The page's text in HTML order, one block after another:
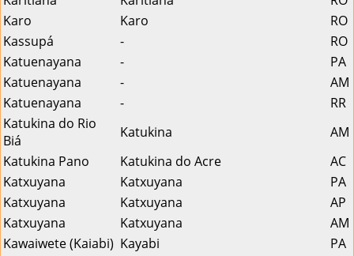
Karo
Karo
RO
Kassupá
-
RO
Katuenayana
-
PA
Katuenayana
-
AM
Katuenayana
-
RR
Katukina do Rio
Biá
Katukina
AM
Katukina Pano
Katukina do Acre
AC
Katxuyana
Katxuyana
PA
Katxuyana
Katxuyana
AP
Katxuyana
Katxuyana
AM
Kawaiwete (Kaiabi) Kayabi
PA